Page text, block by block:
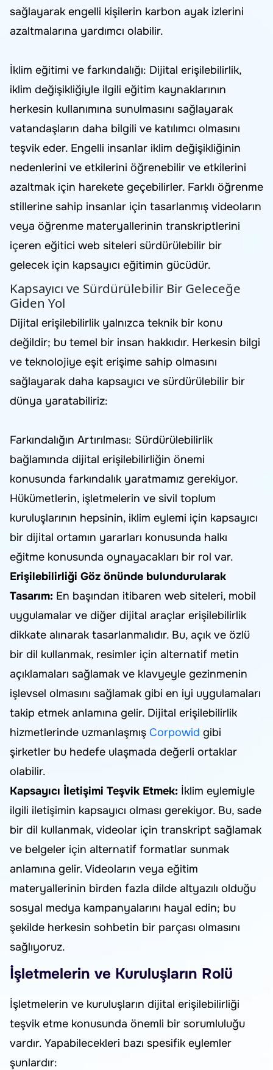
sağlayarak engelli kişilerin karbon ayak izlerini
azaltmalarına yardımcı olabilir.
İklim eğitimi ve farkındalığı: Dijital erişilebilirlik,
iklim değişikliğiyle ilgili eğitim kaynaklarının
herkesin kullanımına sunulmasını sağlayarak
vatandaşların daha bilgili ve katılımcı olmasını
teşvik eder. Engelli insanlar iklim değişikliğinin
nedenlerini ve etkilerini öğrenebilir ve etkilerini
azaltmak için harekete geçebilirler. Farklı öğrenme
stillerine sahip insanlar için tasarlanmış videoların
veya öğrenme materyallerinin transkriptlerini
içeren eğitici web siteleri sürdürülebilir bir
gelecek için kapsayıcı eğitimin gücüdür.
Kapsayıcı ve Sürdürülebilir Bir Geleceğe
Giden Yol
Dijital erişilebilirlik yalnızca teknik bir konu
değildir; bu temel bir insan hakkıdır. Herkesin bilgi
ve teknolojiye eşit erişime sahip olmasını
sağlayarak daha kapsayıcı ve sürdürülebilir bir
dünya yaratabiliriz:
Farkındalığın Artırılması: Sürdürülebilirlik
bağlamında dijital erişilebilirliğin önemi
konusunda farkındalık yaratmamız gerekiyor.
Hükümetlerin, işletmelerin ve sivil toplum
kuruluşlarının hepsinin, iklim eylemi için kapsayıcı
bir dijital ortamın yararları konusunda halkı
eğitme konusunda oynayacakları bir rol var.
Erişilebilirliği Göz önünde bulundurularak
Tasarım: En başından itibaren web siteleri, mobil
uygulamalar ve diğer dijital araçlar erişilebilirlik
dikkate alınarak tasarlanmalıdır. Bu, açık ve özlü
bir dil kullanmak, resimler için alternatif metin
açıklamaları sağlamak ve klavyeyle gezinmenin
işlevsel olmasını sağlamak gibi en iyi uygulamaları
takip etmek anlamına gelir. Dijital erişilebilirlik
hizmetlerinde uzmanlaşmış Corpowid gibi
şirketler bu hedefe ulaşmada değerli ortaklar
olabilir.
Kapsayıcı İletişimi Teşvik Etmek: İklim eylemiyle
ilgili iletişimin kapsayıcı olması gerekiyor. Bu, sade
bir dil kullanmak, videolar için transkript sağlamak
ve belgeler için alternatif formatlar sunmak
anlamına gelir. Videoların veya eğitim
materyallerinin birden fazla dilde altyazılı olduğu
sosyal medya kampanyalarını hayal edin; bu
şekilde herkesin sohbetin bir parçası olmasını
sağlıyoruz.
İşletmelerin ve Kuruluşların Rolü
İşletmelerin ve kuruluşların dijital erişilebilirliği
teşvik etme konusunda önemli bir sorumluluğu
vardır. Yapabilecekleri bazı spesifik eylemler
şunlardır: